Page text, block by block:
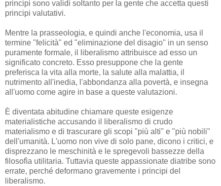
principi sono validi soltanto per la gente che accetta questi
principi valutativi.
Mentre la prasseologia, e quindi anche l'economia, usa il
termine "felicità" ed "eliminazione del disagio" in un senso
puramente formale, il liberalismo attribuisce ad esso un
significato concreto. Esso presuppone che la gente
preferisca la vita alla morte, la salute alla malattia, il
nutrimento all'inedia, l'abbondanza alla povertà, e insegna
all'uomo come agire in base a queste valutazioni.
È diventata abitudine chiamare queste esigenze
materialistiche accusando il liberalismo di crudo
materialismo e di trascurare gli scopi "più alti" e "più nobili"
dell'umanità. L'uomo non vive di solo pane, dicono i critici, e
disprezzano le meschinità e le spregevoli bassezze della
filosofìa utilitaria. Tuttavia queste appassionate diatribe sono
errate, perché deformano gravemente i principi del
liberalismo.